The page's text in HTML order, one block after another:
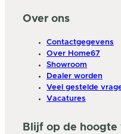
Over ons
Contactgegevens
Over Home67
Showroom
Dealer worden
Veel gestelde
Vacatures
Blijf op de